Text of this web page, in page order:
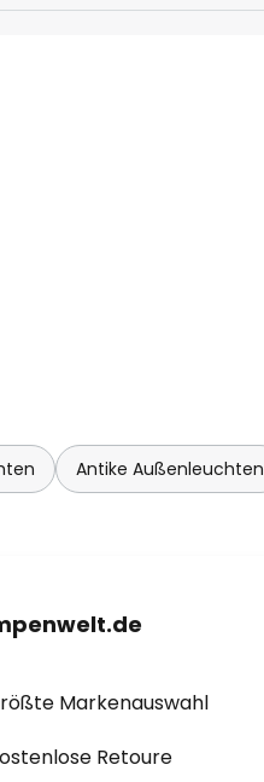
Antike Außenleuchten
Markenauswahl
Retoure